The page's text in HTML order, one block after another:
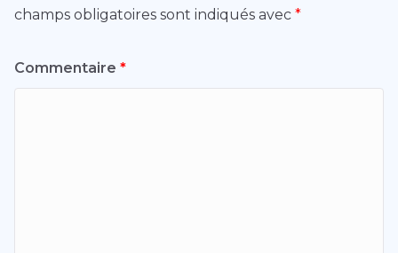
champs obligatoires sont indiqués avec *
Commentaire *